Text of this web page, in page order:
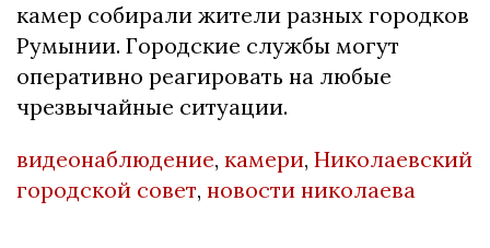
камер собирали жители разных городков
Румынии. Городские службы могут
оперативно реагировать на любые
чрезвычайные ситуации.
видеонаблюдение, камери, Николаевский
городской совет, новости николаева